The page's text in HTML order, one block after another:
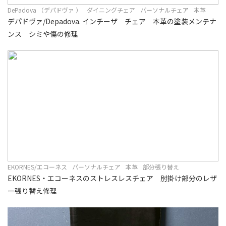
DePadova （デパドヴァ ） ダイニングチェア パーソナルチェア 本革
デパドヴァ/Depadova. インチーザ チェア 本革の塗装メンテナ
ンス シミや傷の修理
EKORNES/エコーネス パーソナルチェア 本革 部分張り替え
EKORNES・エコーネスのストレスレスチェア 肘掛け部分のレザ
ー張り替え修理